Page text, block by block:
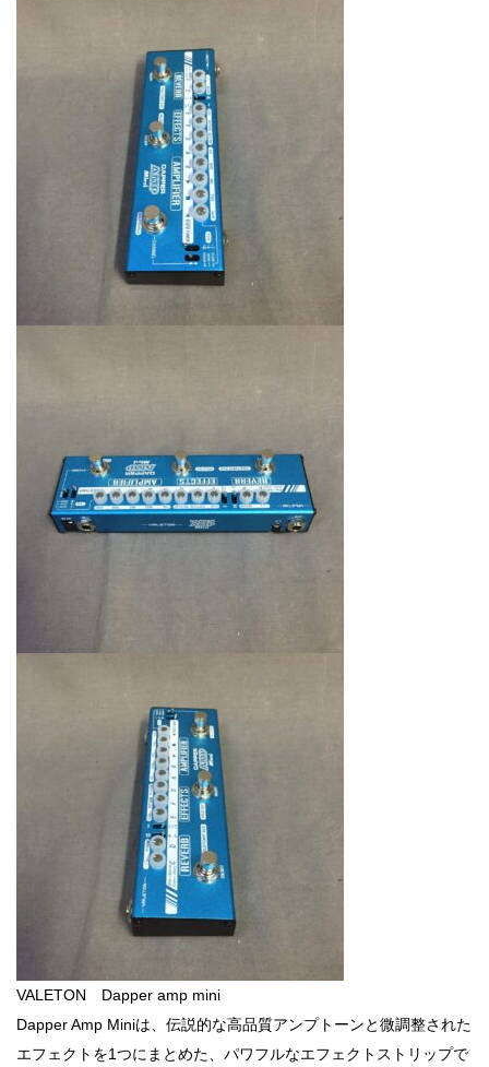
VALETON Dapper amp mini
Dapper Amp Miniは、伝説的な高品質アンプトーンと微調整された
エフェクトを1つにまとめた、パワフルなエフェクトストリップで